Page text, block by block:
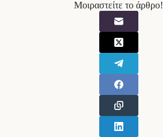
Μοιραστείτε το άρθρο!